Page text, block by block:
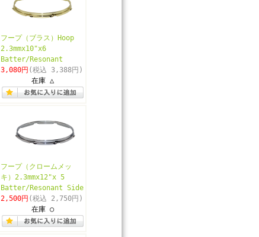
フープ（ブラス）Hoop
2.3mmx10"x6
Batter/Resonant
3,080円 (税込 3,388円)
在庫 △
フープ（クロームメッ
キ）2.3mmx12"x 5
Batter/Resonant Side
2,500円 (税込 2,750円)
在庫 ○